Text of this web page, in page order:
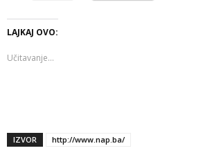
LAJKAJ OVO:
Učitavanje...
IZVOR http://www.nap.ba/